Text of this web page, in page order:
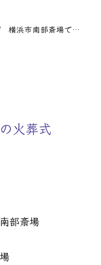
横浜市南部斎場での
火葬式
火葬式
部斎場